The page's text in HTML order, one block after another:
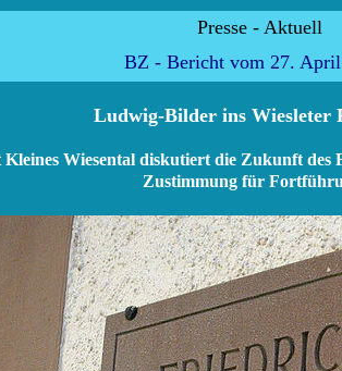
Presse
BZ - Bericht vom 27.
Ludwig-Bilder ins Wiesleter
Kleines Wiesental diskutiert die Zukunft
Zustimmung für